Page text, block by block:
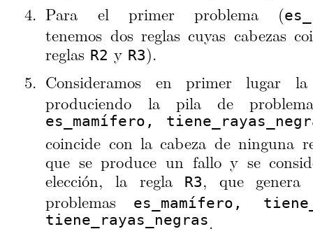
Para el primer problema (
tenemos dos reglas cuyas cabezas
reglas R2 y R3).
Consideramos en primer lugar
produciendo la pila de
es_mamífero,
coincide con la cabeza de ninguna
que se produce un fallo y se
elección, la regla
R3, que
problemas
es_mamífero,
tiene_rayas_negras.